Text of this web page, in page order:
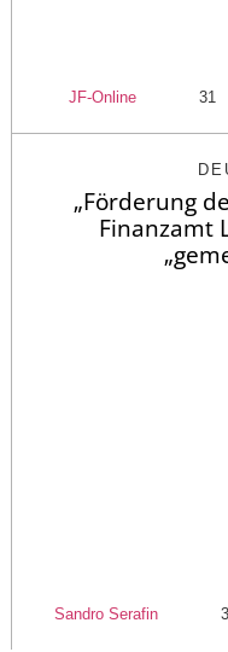
JF-Online 31
„Förderung
Finanzamt
Sandro Serafin 3